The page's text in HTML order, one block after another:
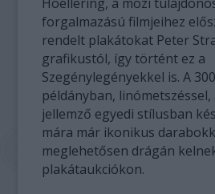
forgalmazású filmjeihez
rendelt plakátokat Peter
grafikustól, így történt ez a
Szegénylegényekkel is. A
példányban, linómetszéssel,
jellemző egyedi stílusban
mára már ikonikus
meglehetősen drágán
plakátaukciókon.